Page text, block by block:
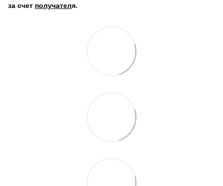
за счет получателя.